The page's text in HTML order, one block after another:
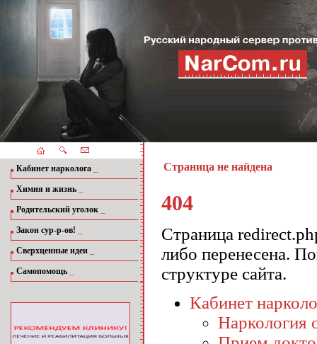
Кабинет нарколога
Химия и жизнь
Родительский уголок
Закон сур-р-ов!
Сверхценные идеи
Самопомощь
Страница не найдена
404
Страница
либо перенесена.
структуре сайта.
Кабинет
Наркология